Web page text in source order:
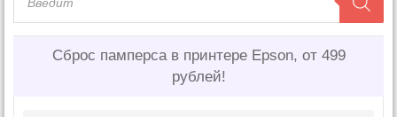
Сброс памперса в принтере Epson, от 499
рублей!